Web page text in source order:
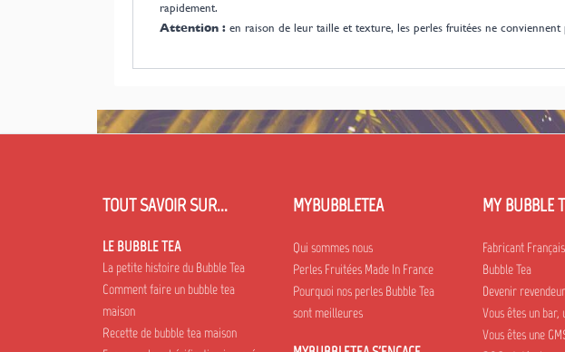
rapidement.
Attention :en raison de leur taille et texture, les perles fruitées ne conviennent
TOUT SAVOIR SUR...
LE BUBBLE TEA
La petite histoire du Bubble Tea
Comment faire un bubble tea
maison
Recette de bubble tea maison
MYBUBBLETEA
Qui sommes nous
Perles Fruitées Made In France
Pourquoi nos perles Bubble Tea
sont meilleures
MY BUBBLE
Fabricant
Bubble Tea
Devenir
Vous êtes un
Vous êtes une